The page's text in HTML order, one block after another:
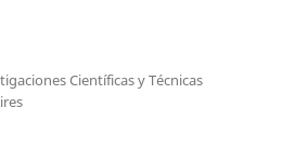
Científicas y Técnicas